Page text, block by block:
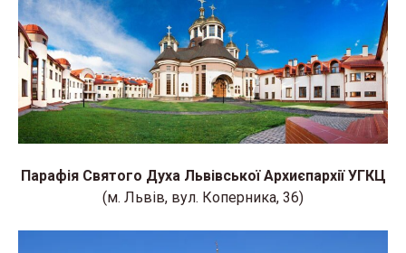
Парафія Святого Духа Львівської Архиєпархії УГКЦ
(м. Львів, вул. Коперника, 36)